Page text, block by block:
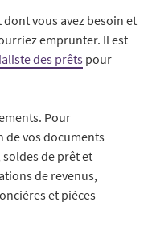
dont vous avez besoin et
emprunter. Il est
des prêts pour
Pour
de vos documents
de prêt et
de revenus,
et pièces